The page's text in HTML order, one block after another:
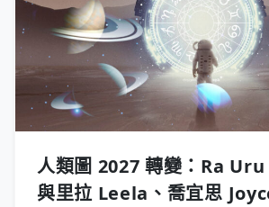
人類圖 2027 轉變：Ra
與里拉 Leela、喬宜思